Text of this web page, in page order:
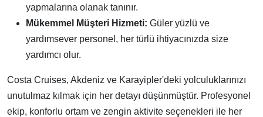
yapmalarına olanak tanınır.
Mükemmel Müşteri Hizmeti: Güler yüzlü ve
yardımsever personel, her türlü ihtiyacınızda size
yardımcı olur.
Costa Cruises, Akdeniz ve Karayipler'deki yolculuklarınızı
unutulmaz kılmak için her detayı düşünmüştür. Profesyonel
ekip, konforlu ortam ve zengin aktivite seçenekleri ile her